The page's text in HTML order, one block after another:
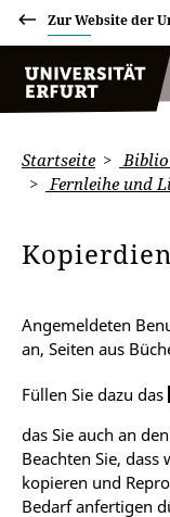
Zur Website der
Startseite
Fernleihe und
Angemeldeten
an, Seiten aus
Füllen Sie dazu das
das Sie auch an
Beachten Sie,
kopieren und
Bedarf anfertigen